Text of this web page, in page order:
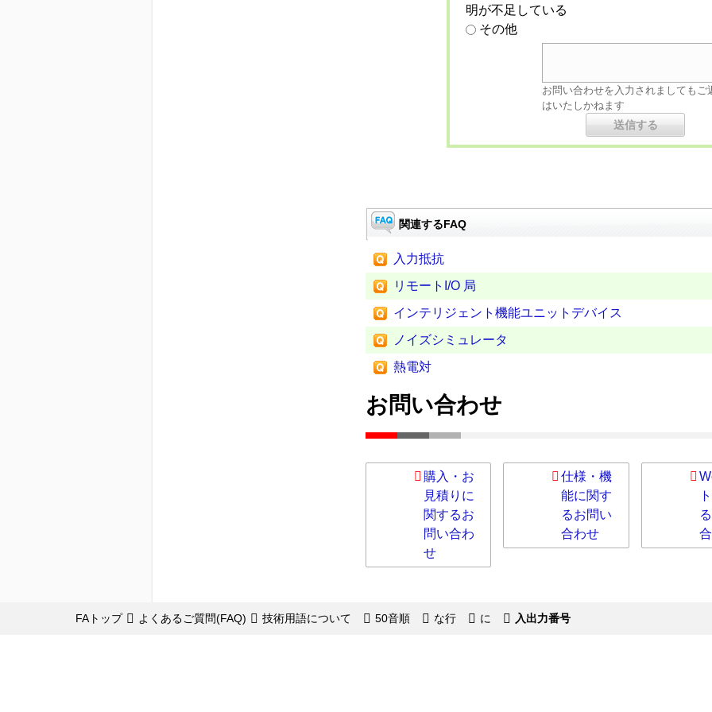
明が不足している
その他
お問い合わせを入力されましてもご
はいたしかねます
関連するFAQ
入力抵抗
リモートI/O 局
インテリジェント機能ユニットデバイス
ノイズシミュレータ
熱電対
お問い合わせ
購入・お
見積りに
関するお
問い合わ
せ
仕様・機
能に関す
るお問い
合わせ
FAトップ よくあるご質問(FAQ) 技術用語について 50音順 な行 に 入出力番号